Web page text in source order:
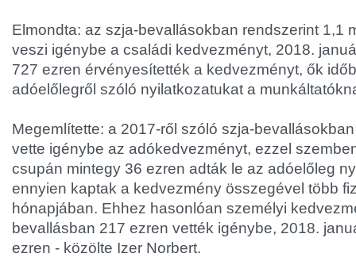
Elmondta: az szja-bevallásokban rendszerint 1,1
veszi igénybe a családi kedvezményt, 2018.
727 ezren érvényesítették a kedvezményt, ők
adóelőlegről szóló nyilatkozatukat a
Megemlítette: a 2017-ről szóló szja-
vette igénybe az adókedvezményt, ezzel
csupán mintegy 36 ezren adták le az adóelőleg
ennyien kaptak a kedvezmény összegével több
hónapjában. Ehhez hasonlóan személyi
bevallásban 217 ezren vették igénybe, 2018.
ezren - közölte Izer Norbert.